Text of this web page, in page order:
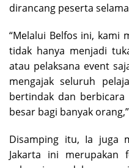
dirancang peserta
“Melalui Belfos ini, kami
tidak hanya menjadi
atau pelaksana event
mengajak seluruh
bertindak dan
besar bagi banyak
Disamping itu, Ia juga
Jakarta ini merupakan